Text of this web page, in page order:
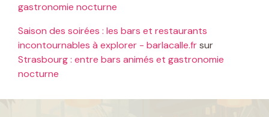
gastronomie nocturne
Saison des soirées : les bars et restaurants
incontournables à explorer - barlacalle.frsur
Strasbourg : entre bars animés et gastronomie
nocturne